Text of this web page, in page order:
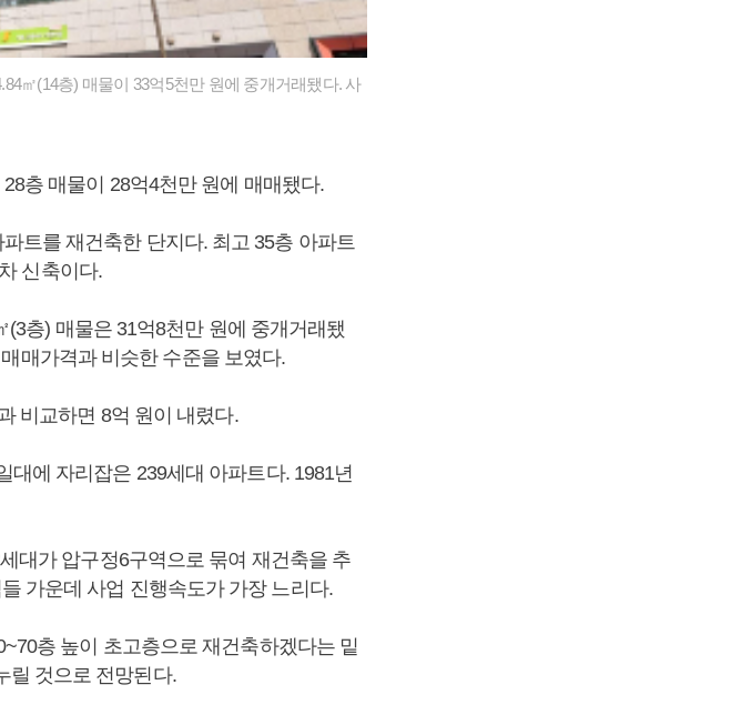
㎡(14층) 매물이 33억5천만 원에 중개거래됐다. 사
층 매물이 28억4천만 원에 매매됐다.
트를 재건축한 단지다. 최고 35층 아파트
신축이다.
층) 매물은 31억8천만 원에 중개거래됐
매가격과 비슷한 수준을 보였다.
비교하면 8억 원이 내렸다.
대에 자리잡은 239세대 아파트다. 1981년
대가 압구정6구역으로 묶여 재건축을 추
가운데 사업 진행속도가 가장 느리다.
층 높이 초고층으로 재건축하겠다는 밑
릴 것으로 전망된다.